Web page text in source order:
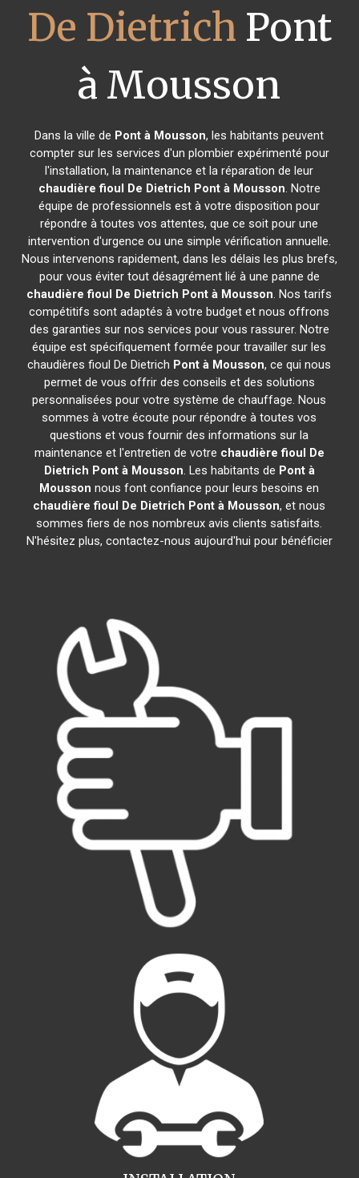
De Dietrich Pont
à Mousson
Dans la ville de Pont à Mousson, les habitants peuvent
compter sur les services d'un plombier expérimenté pour
l'installation, la maintenance et la réparation de leur
chaudière fioul De Dietrich Pont à Mousson. Notre
équipe de professionnels est à votre disposition pour
répondre à toutes vos attentes, que ce soit pour une
intervention d'urgence ou une simple vérification annuelle.
Nous intervenons rapidement, dans les délais les plus brefs,
pour vous éviter tout désagrément lié à une panne de
chaudière fioul De Dietrich Pont à Mousson. Nos tarifs
compétitifs sont adaptés à votre budget et nous offrons
des garanties sur nos services pour vous rassurer. Notre
équipe est spécifiquement formée pour travailler sur les
chaudières fioul De Dietrich Pont à Mousson, ce qui nous
permet de vous offrir des conseils et des solutions
personnalisées pour votre système de chauffage. Nous
sommes à votre écoute pour répondre à toutes vos
questions et vous fournir des informations sur la
maintenance et l'entretien de votre chaudière fioul De
Dietrich Pont à Mousson. Les habitants de Pont à
Mousson nous font confiance pour leurs besoins en
chaudière fioul De Dietrich Pont à Mousson, et nous
sommes fiers de nos nombreux avis clients satisfaits.
N'hésitez plus, contactez-nous aujourd'hui pour bénéficier